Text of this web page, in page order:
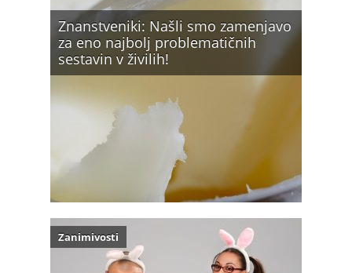
Znanstveniki: Našli smo zamenjavo
za eno najbolj problematičnih
sestavin v živilih!
Zanimivosti